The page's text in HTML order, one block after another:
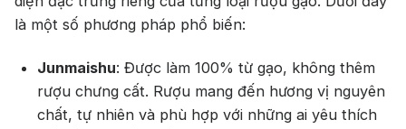
là một số phương pháp phổ biến:
Junmaishu: Được làm 100% từ gạo, không thêm
rượu chưng cất. Rượu mang đến hương vị nguyên
chất, tự nhiên và phù hợp với những ai yêu thích